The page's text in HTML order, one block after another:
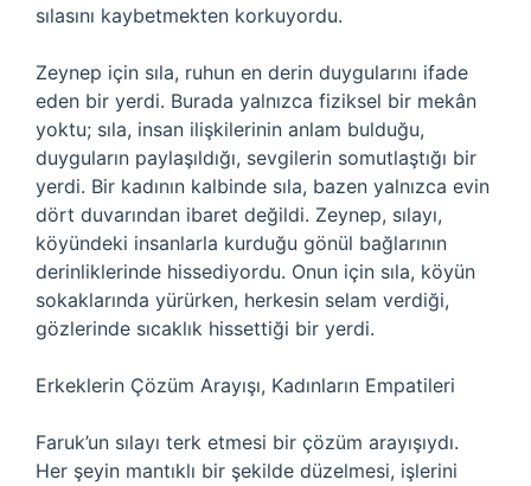
sılasını kaybetmekten korkuyordu.
Zeynep için sıla, ruhun en derin duygularını ifade
eden bir yerdi. Burada yalnızca fiziksel bir mekân
yoktu; sıla, insan ilişkilerinin anlam bulduğu,
duyguların paylaşıldığı, sevgilerin somutlaştığı bir
yerdi. Bir kadının kalbinde sıla, bazen yalnızca evin
dört duvarından ibaret değildi. Zeynep, sılayı,
köyündeki insanlarla kurduğu gönül bağlarının
derinliklerinde hissediyordu. Onun için sıla, köyün
sokaklarında yürürken, herkesin selam verdiği,
gözlerinde sıcaklık hissettiği bir yerdi.
Erkeklerin Çözüm Arayışı, Kadınların Empatileri
Faruk’un sılayı terk etmesi bir çözüm arayışıydı.
Her şeyin mantıklı bir şekilde düzelmesi, işlerini